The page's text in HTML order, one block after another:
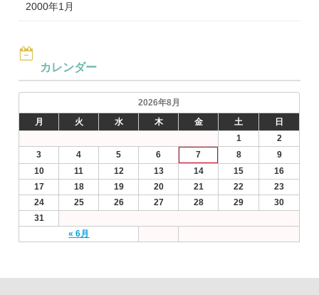
2000年1月
カレンダー
2026年8月
月
火 水 木 金 土 日
« 6月
1
2
3
4 5 6 7 8
9
10
11 12 13 14 15
16
17
18 19 20 21 22
23
24
25 26 27 28 29
30
31